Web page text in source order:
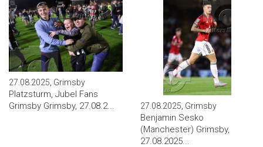
27.08.2025, Grimsby
Platzsturm, Jubel Fans
Grimsby Grimsby, 27.08.2...
27.08.2025, Grimsby
Benjamin Sesko
(Manchester) Grimsby,
27.08.2025...